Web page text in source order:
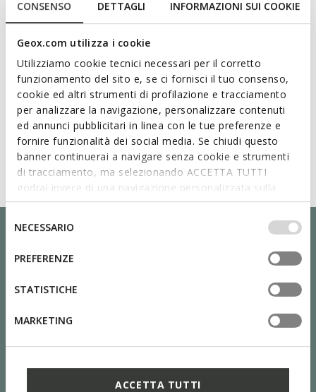
CONSENSO DETTAGLI INFORMAZIONI SUI COOKIE
Geox.com utilizza i cookie
Utilizziamo cookie tecnici necessari per il corretto
funzionamento del sito e, se ci fornisci il tuo consenso,
cookie ed altri strumenti di profilazione e tracciamento
per analizzare la navigazione, personalizzare contenuti
ed annunci pubblicitari in linea con le tue preferenze e
fornire funzionalità dei social media. Se chiudi questo
banner continuerai a navigare senza cookie e strumenti
di tracciamento, ma selezionando ACCETTA TUTTI
godrai invece di una navigazione personalizzata sulla
base dei tuoi gusti ed interessi. Selezionando
IMPOSTAZIONI potrai anche scegliere quali cookies ed
altri strumenti di tracciamento autorizzare. Per maggiori
informazioni o per modificare in qualsiasi momento le
tue impostazioni, visita la nostra
del
consenso
NECESSARIO
PREFERENZE
STATISTICHE
MARKETING
ACCETTA TUTTI